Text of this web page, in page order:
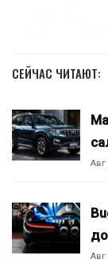
СЕЙЧАС ЧИТАЮТ:
Авг
Авг